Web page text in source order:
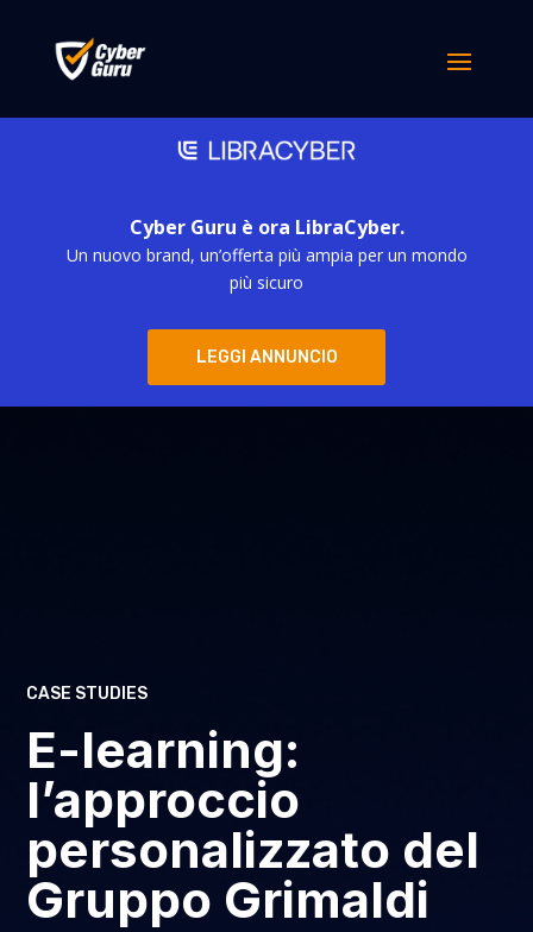
Cyber Guru è ora LibraCyber.
Un nuovo brand, un’offerta più ampia per un mondo
più sicuro
LEGGI ANNUNCIO
CASE STUDIES
E-learning:
l’approccio
personalizzato del
Gruppo Grimaldi